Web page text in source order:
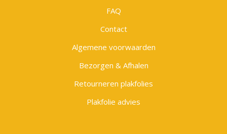
FAQ
Contact
Algemene voorwaarden
Bezorgen & Afhalen
Retourneren plakfolies
Plakfolie advies